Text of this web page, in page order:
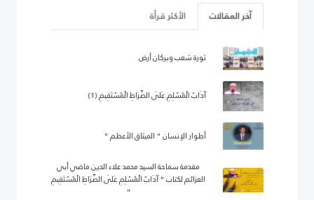
آخر المقالات الأكثر قرأة
ثورة شعب وبركان أرض
آدَابُ الْمُسْلِمِ عَلَى الصِّرَاطِ الْمُسْتَقِيمِ (1)
أطوار الإنسان " الميثاق الأعظم "
مقدمة سماحة السيد محمد علاء الدين ماضي أبي
العزائم لكتاب " آدَابُ الْمُسْلِمِ عَلَى الصِّرَاطِ الْمُسْتَقِيمِ
"